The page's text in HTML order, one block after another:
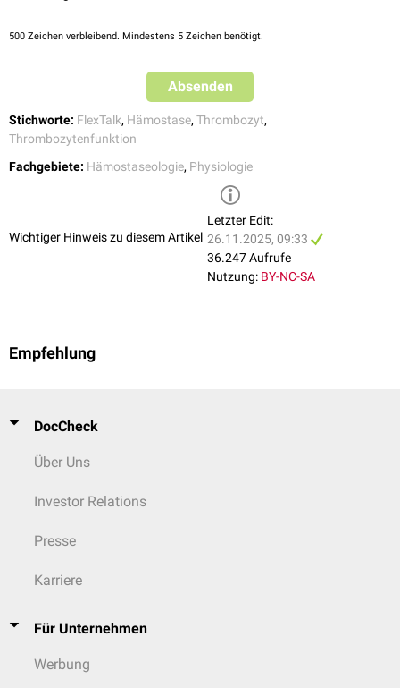
500 Zeichen verbleibend. Mindestens 5 Zeichen benötigt.
Absenden
Stichworte: FlexTalk, Hämostase, Thrombozyt,
Thrombozytenfunktion
Fachgebiete: Hämostaseologie, Physiologie
Wichtiger Hinweis zu diesem Artikel
Letzter Edit:
26.11.2025, 09:33
36.247 Aufrufe
Nutzung: BY-NC-SA
Empfehlung
DocCheck
Über Uns
Investor Relations
Presse
Karriere
Für Unternehmen
Werbung